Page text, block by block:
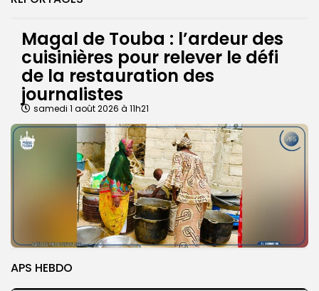
Magal de Touba : l’ardeur des
cuisinières pour relever le défi
de la restauration des
journalistes
samedi 1 août 2026 à 11h21
APS HEBDO